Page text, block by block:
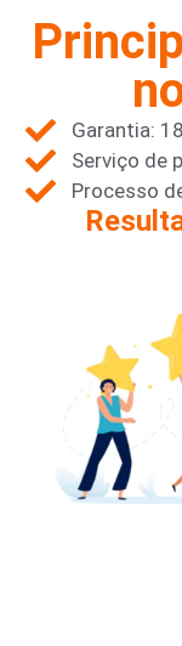
Garantia:
Serviço de
Processo